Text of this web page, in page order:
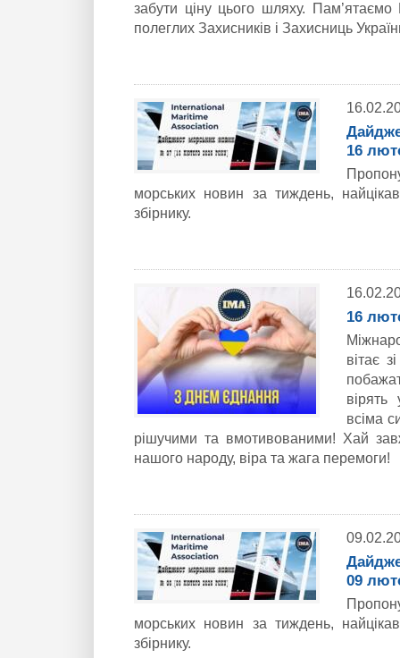
забути ціну цього шляху. Пам’ятаємо
полеглих Захисників і Захисниць
16
морських новин за тиждень,
збірнику.
16
вітає
всіма
рішучими та вмотивованими! Хай
нашого народу, віра та жага перемоги!
09
морських новин за тиждень,
збірнику.